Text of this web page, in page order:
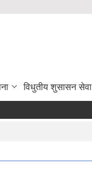
विधुतीय शुसासन सेवा